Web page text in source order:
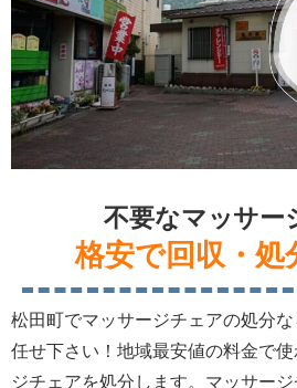
不要なマッサー
格安で回収・処
松田町でマッサージチェアの処分
任せ下さい！地域最安値の料金で
ジチェアを処分します。マッサー